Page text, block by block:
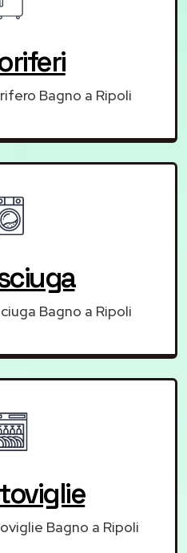
Bagno a Ripoli
Bagno a Ripoli
Bagno a Ripoli